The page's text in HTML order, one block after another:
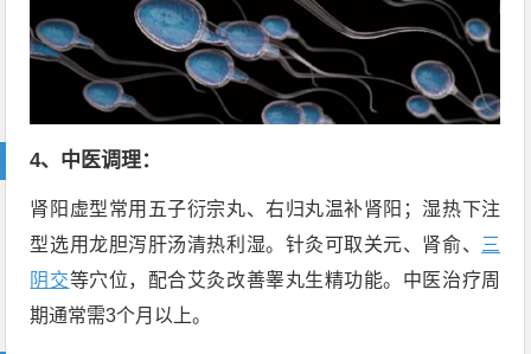
4、中医调理：
肾阳虚型常用五子衍宗丸、右归丸温补肾阳；湿热下注
型选用龙胆泻肝汤清热利湿。针灸可取关元、肾俞、 三
阴交等穴位，配合艾灸改善睾丸生精功能。中医治疗周
期通常需3个月以上。